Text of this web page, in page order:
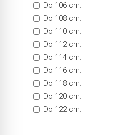
Do 106 cm.
Do 108 cm.
Do 110 cm.
Do 112 cm.
Do 114 cm.
Do 116 cm.
Do 118 cm.
Do 120 cm.
Do 122 cm.